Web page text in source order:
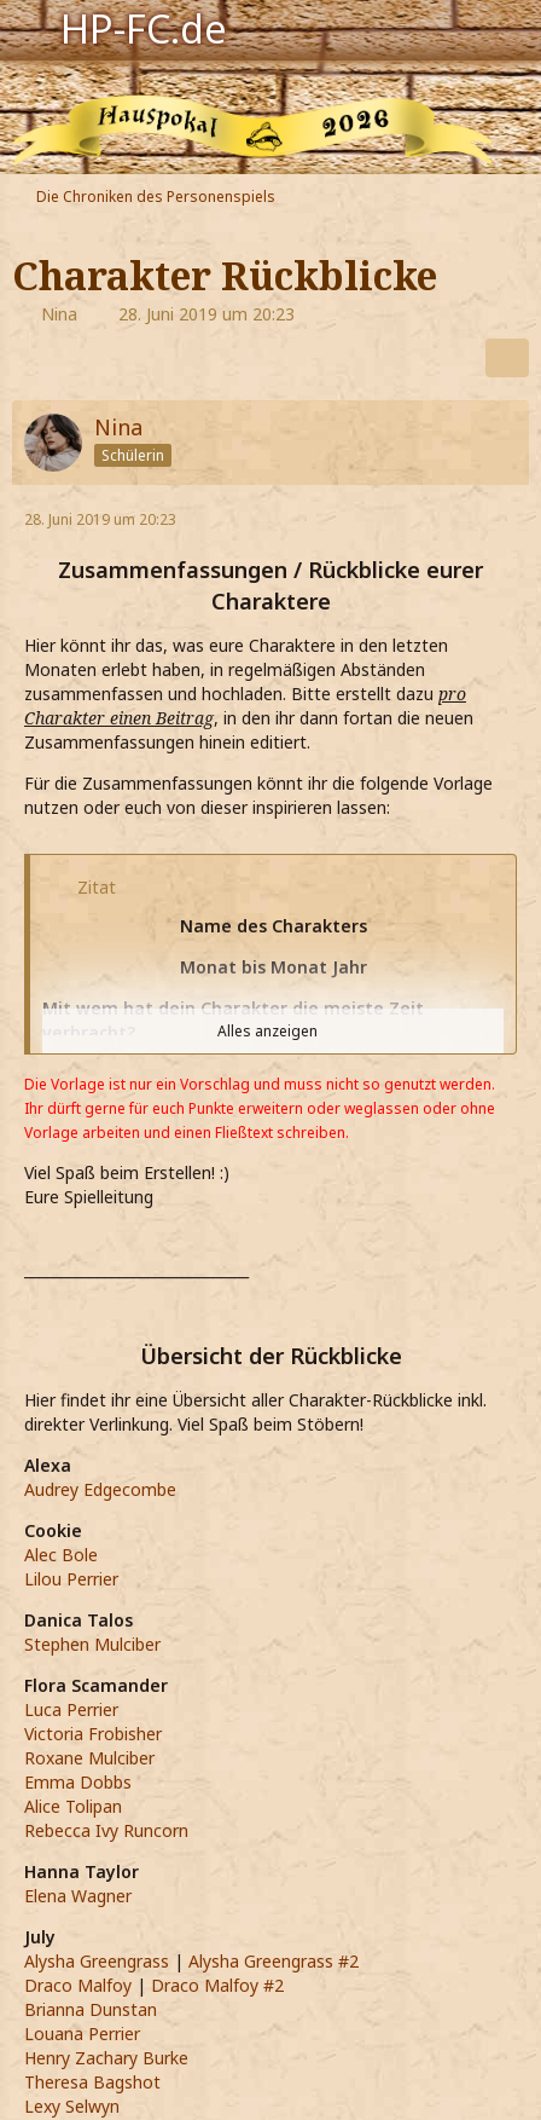
HP-FC.de
Navigation
Harry Potter
Der HP-FC
Hogwarts
Zauberwelt
Jetzt Fanclub-Mitglied werden!
Die Chroniken des Personenspiels
Charakter Rückblicke
Nina 28. Juni 2019 um 20:23
Nina
Schülerin
28. Juni 2019 um 20:23
Zusammenfassungen / Rückblicke eurer
Charaktere
Hier könnt ihr das, was eure Charaktere in den letzten
Monaten erlebt haben, in regelmäßigen Abständen
zusammenfassen und hochladen. Bitte erstellt dazu pro
Charakter einen Beitrag, in den ihr dann fortan die neuen
Zusammenfassungen hinein editiert.
Für die Zusammenfassungen könnt ihr die folgende Vorlage
nutzen oder euch von dieser inspirieren lassen:
Zitat
Name des Charakters
Monat bis Monat Jahr
Mit wem hat dein Charakter die meiste Zeit
Hat er/sie neue Freundschaften geschlossen?
Hat dein Charakter etwas Besonderes erlebt?
Alles anzeigen
Die Vorlage ist nur ein Vorschlag und muss nicht so genutzt werden.
Ihr dürft gerne für euch Punkte erweitern oder weglassen oder ohne
Vorlage arbeiten und einen Fließtext schreiben.
Viel Spaß beim Erstellen! :)
Eure Spielleitung
_______________________________
Übersicht der Rückblicke
Hier findet ihr eine Übersicht aller Charakter-Rückblicke inkl.
direkter Verlinkung. Viel Spaß beim Stöbern!
Alexa
Audrey Edgecombe
Cookie
Alec Bole
Lilou Perrier
Danica Talos
Stephen Mulciber
Flora Scamander
Luca Perrier
Victoria Frobisher
Roxane Mulciber
Emma Dobbs
Alice Tolipan
Rebecca Ivy Runcorn
Hanna Taylor
Elena Wagner
July
Alysha Greengrass | Alysha Greengrass #2
Draco Malfoy | Draco Malfoy #2
Brianna Dunstan
Louana Perrier
Henry Zachary Burke
Theresa Bagshot
Lexy Selwyn